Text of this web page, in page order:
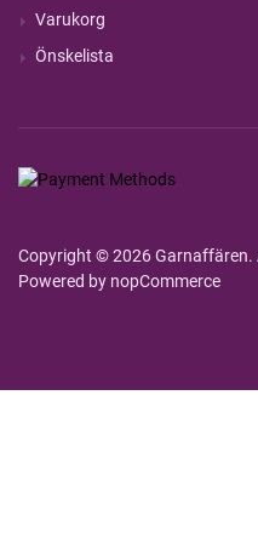
Varukorg
Önskelista
Copyright © 2026 Garnaffären.
Powered by nopCommerce